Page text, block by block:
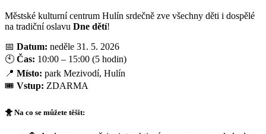
Městské kulturní centrum Hulín srdečně zve všechny děti i dospělé
na tradiční oslavu Dne dětí!
📅 Datum: neděle 31. 5. 2026
🕙 Čas: 10:00 – 15:00 (5 hodin)
📍 Místo: park Mezivodí, Hulín
🎟️ Vstup: ZDARMA
🐥 Na co se můžete těšit: